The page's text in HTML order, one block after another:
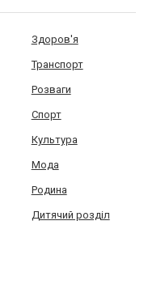
Здоров'я
Транспорт
Розваги
Спорт
Культура
Мода
Родина
Дитячий розділ